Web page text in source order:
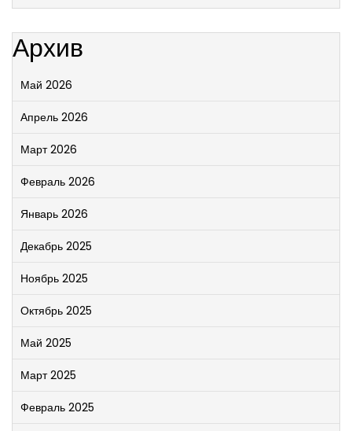
Архив
Май 2026
Апрель 2026
Март 2026
Февраль 2026
Январь 2026
Декабрь 2025
Ноябрь 2025
Октябрь 2025
Май 2025
Март 2025
Февраль 2025